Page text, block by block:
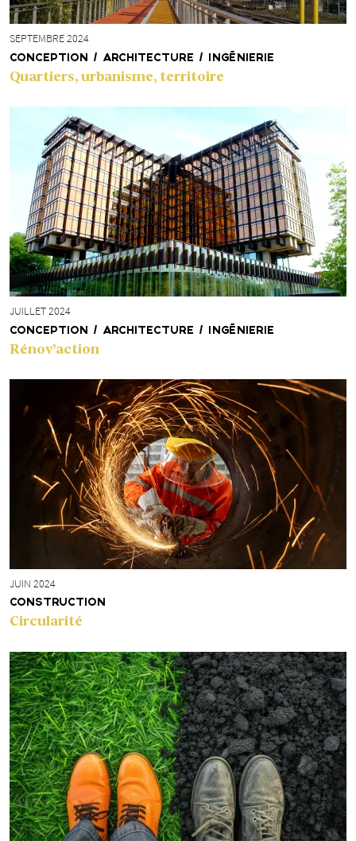
SEPTEMBRE 2024
CONCEPTION / ARCHITECTURE / INGÉNIERIE
Quartiers, urbanisme, territoire
JUILLET 2024
CONCEPTION / ARCHITECTURE / INGÉNIERIE
Rénov’action
JUIN 2024
CONSTRUCTION
Circularité